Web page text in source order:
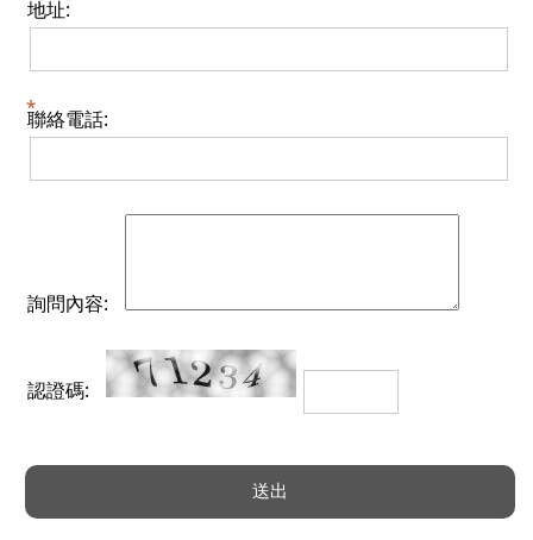
地址:
聯絡電話:
詢問內容:
認證碼: